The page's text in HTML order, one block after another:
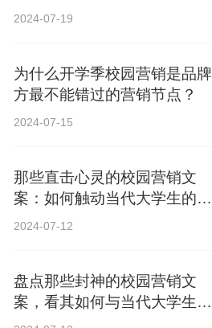
2024-07-19
为什么开学季校园营销是品牌
方最不能错过的营销节点？
2024-07-15
那些直击心灵的校园营销文
案：如何触动当代大学生的心
弦？
2024-07-12
盘点那些封神的校园营销文
案，看其如何与当代大学生精
神共鸣？